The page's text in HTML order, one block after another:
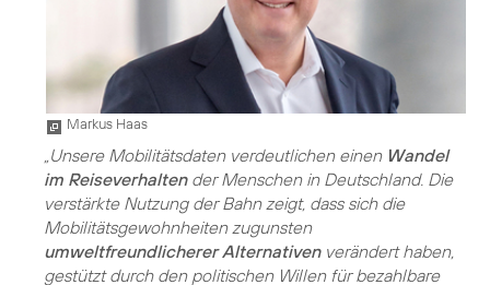
Markus Haas
„Unsere Mobilitätsdaten verdeutlichen einen Wandel
im Reiseverhaltender Menschen in Deutschland. Die
verstärkte Nutzung der Bahn zeigt, dass sich die
Mobilitätsgewohnheiten zugunsten
umweltfreundlicherer Alternativenverändert haben,
gestützt durch den politischen Willen für bezahlbare